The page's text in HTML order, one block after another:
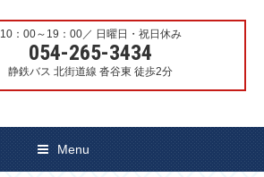
10：00～19：00／ 日曜日・祝日休み
054-265-3434
静鉄バス 北街道線 沓谷東 徒歩2分
Menu